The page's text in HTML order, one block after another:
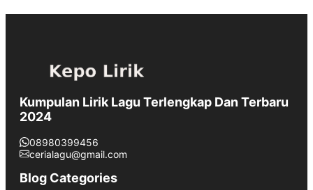
Kumpulan Lirik Lagu Terlengkap Dan Terbaru
2024
08980399456
cerialagu@gmail.com
Blog Categories